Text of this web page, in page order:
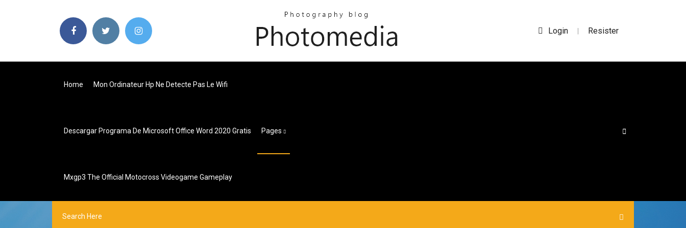
Login | Resister
Home Mon Ordinateur Hp Ne Detecte Pas Le Wifi
Descargar Programa De Microsoft Office Word 2020 Gratis Pages
Mxgp3 The Official Motocross Videogame Gameplay